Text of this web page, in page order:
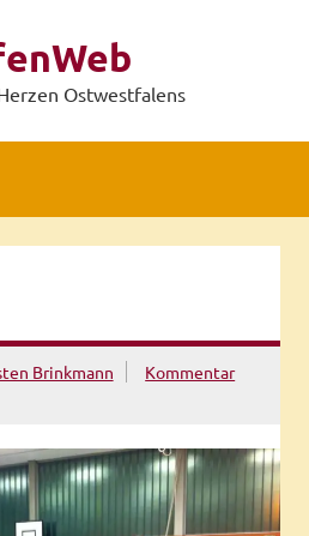
Ostwestfalens
Brinkmann
Kommentar